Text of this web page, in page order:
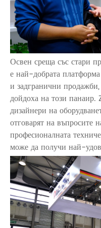
Освен среща със стари
е най-добрата
и задгранични
дойдоха на този
дизайнери на
отговарят на въпросите
професионалната
може да получи най-